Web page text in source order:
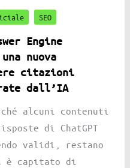
SEO
Engine
nuova
citazioni
dall’IA
alcuni contenuti
di ChatGPT
validi, restano
è capitato di